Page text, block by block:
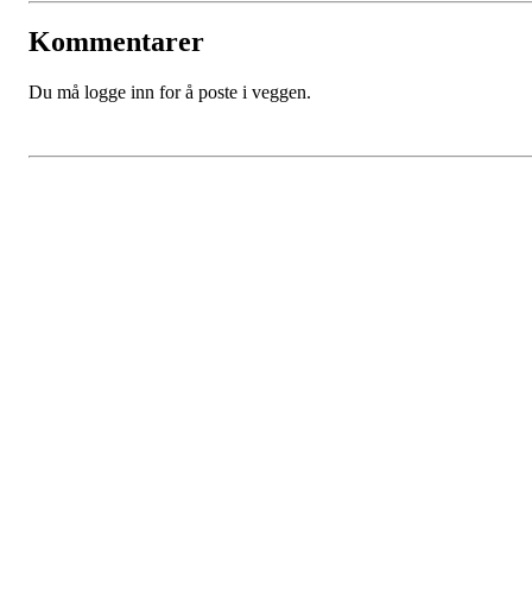
Kommentarer
Du må logge inn for å poste i veggen.